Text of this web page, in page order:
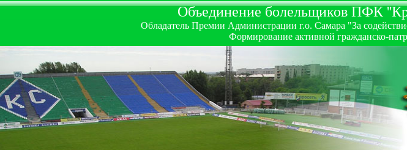
Объединение болельщиков ПФК
Обладатель Премии Администрации г.о. Самара "За
Формирование активной гражданско-